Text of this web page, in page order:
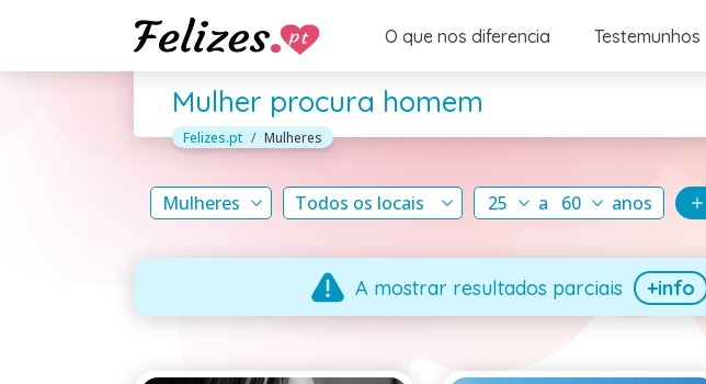
O que nos diferencia Testemunhos
Mulher procura homem
Felizes.pt Mulheres
Mulheres Todos os locais 25 a 60 anos
A mostrar resultados parciais +info